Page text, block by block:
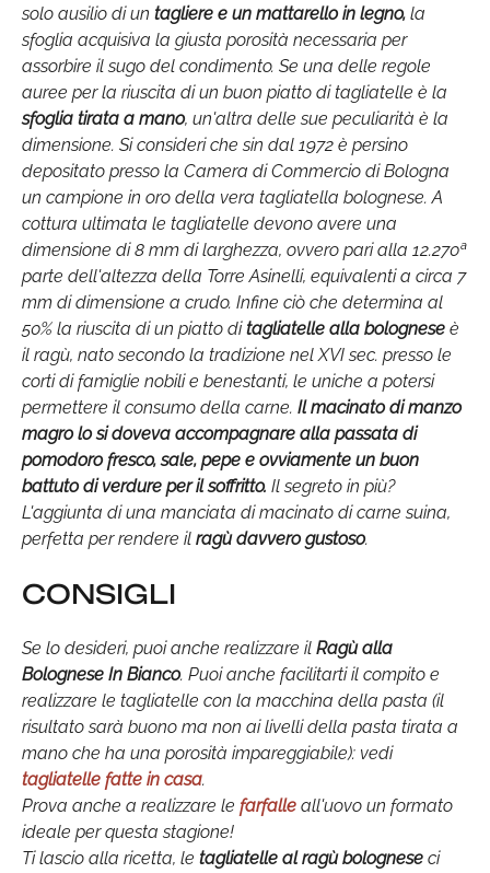
solo ausilio di un tagliere e un mattarello in legno, la
sfoglia acquisiva la giusta porosità necessaria per
assorbire il sugo del condimento. Se una delle regole
auree per la riuscita di un buon piatto di tagliatelle è la
sfoglia tirata a mano, un'altra delle sue peculiarità è la
dimensione. Si consideri che sin dal 1972 è persino
depositato presso la Camera di Commercio di Bologna
un campione in oro della vera tagliatella bolognese. A
cottura ultimata le tagliatelle devono avere una
dimensione di 8 mm di larghezza, ovvero pari alla 12.270ª
parte dell'altezza della Torre Asinelli, equivalenti a circa 7
mm di dimensione a crudo. Infine ciò che determina al
50% la riuscita di un piatto ditagliatelle alla bolognese è
il ragù, nato secondo la tradizione nel XVI sec. presso le
corti di famiglie nobili e benestanti, le uniche a potersi
permettere il consumo della carne. Il macinato di manzo
magro lo si doveva accompagnare alla passata di
pomodoro fresco, sale, pepe e ovviamente un buon
battuto di verdure per il soffritto. Il segreto in più?
L'aggiunta di una manciata di macinato di carne suina,
perfetta per rendere il ragù davvero gustoso.
CONSIGLI
Se lo desideri, puoi anche realizzare il Ragù alla
Bolognese In Bianco. Puoi anche facilitarti il compito e
realizzare le tagliatelle con la macchina della pasta (il
risultato sarà buono ma non ai livelli della pasta tirata a
mano che ha una porosità impareggiabile): vedi
tagliatelle fatte in casa.
Prova anche a realizzare le farfalle all'uovo un formato
ideale per questa stagione!
Ti lascio alla ricetta, le tagliatelle al ragù bolognese ci